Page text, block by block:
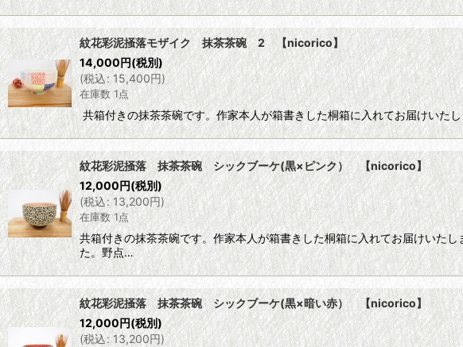
紋花彩泥掻落モザイク 抹茶茶碗 2 【nicorico】
14,000円(税別)
(税込: 15,400円)
在庫数 1点
共箱付きの抹茶茶碗です。作家本人が箱書きした桐箱に入れてお届けいた
紋花彩泥掻落 抹茶茶碗 シックブーケ(黒×ピンク） 【nicorico】
12,000円(税別)
(税込: 13,200円)
在庫数 1点
共箱付きの抹茶茶碗です。作家本人が箱書きした桐箱に入れてお届けいた
た。野点…
紋花彩泥掻落 抹茶茶碗 シックブーケ(黒×暗い赤） 【nicorico】
12,000円(税別)
(税込: 13,200円)